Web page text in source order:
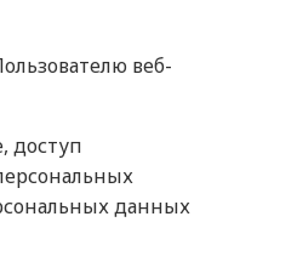
веб-
доступ
данных